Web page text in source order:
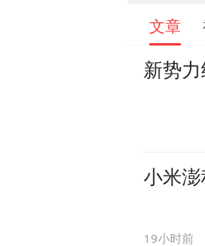
文章
新势
小米
19小时前